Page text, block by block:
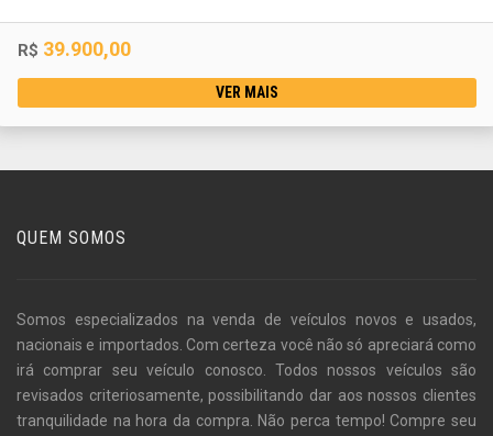
R$ 39.900,00
VER MAIS
QUEM SOMOS
Somos especializados na venda de veículos novos e usados,
nacionais e importados. Com certeza você não só apreciará como
irá comprar seu veículo conosco. Todos nossos veículos são
revisados criteriosamente, possibilitando dar aos nossos clientes
tranquilidade na hora da compra. Não perca tempo! Compre seu